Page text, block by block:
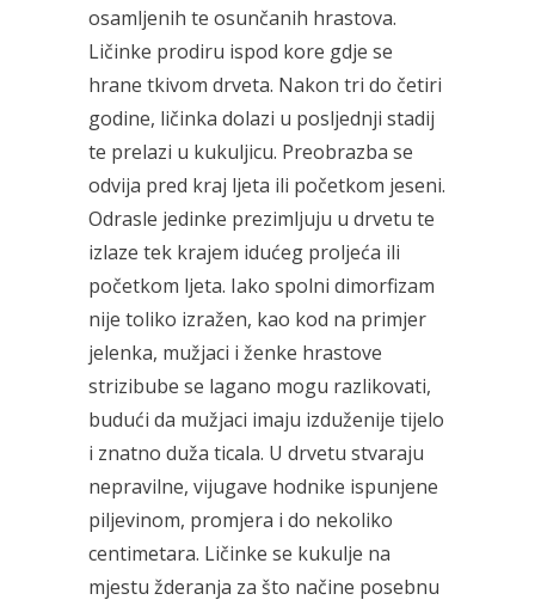
osamljenih te osunčanih hrastova.
Ličinke prodiru ispod kore gdje se
hrane tkivom drveta. Nakon tri do četiri
godine, ličinka dolazi u posljednji stadij
te prelazi u kukuljicu. Preobrazba se
odvija pred kraj ljeta ili početkom jeseni.
Odrasle jedinke prezimljuju u drvetu te
izlaze tek krajem idućeg proljeća ili
početkom ljeta. Iako spolni dimorfizam
nije toliko izražen, kao kod na primjer
jelenka, mužjaci i ženke hrastove
strizibube se lagano mogu razlikovati,
budući da mužjaci imaju izduženije tijelo
i znatno duža ticala. U drvetu stvaraju
nepravilne, vijugave hodnike ispunjene
piljevinom, promjera i do nekoliko
centimetara. Ličinke se kukulje na
mjestu žderanja za što načine posebnu